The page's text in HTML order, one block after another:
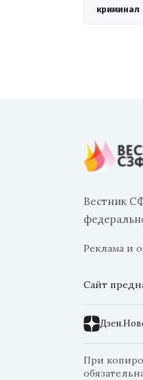
криминал
Вестник
Реклама и
Сайт
При